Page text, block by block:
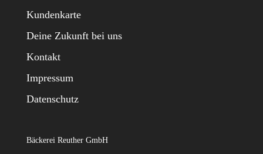
Kundenkarte
Deine Zukunft bei uns
Kontakt
Impressum
Datenschutz
Bäckerei Reuther GmbH